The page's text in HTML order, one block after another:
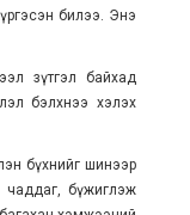
билээ. Энэ
зүтгэл байхад
бэлхнээ хэлэх
бүхнийг шинээр
чаддаг, бүжиглэж